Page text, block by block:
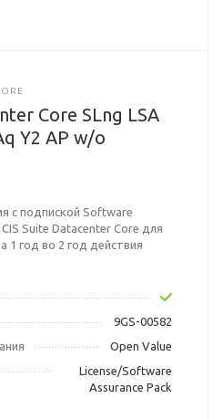
Core SLng LSA
Y2 AP w/o
с подпиской Software
Suite Datacenter Core для
1 год во 2 год действия
9GS-00582
Open Value
License/Software
Assurance Pack